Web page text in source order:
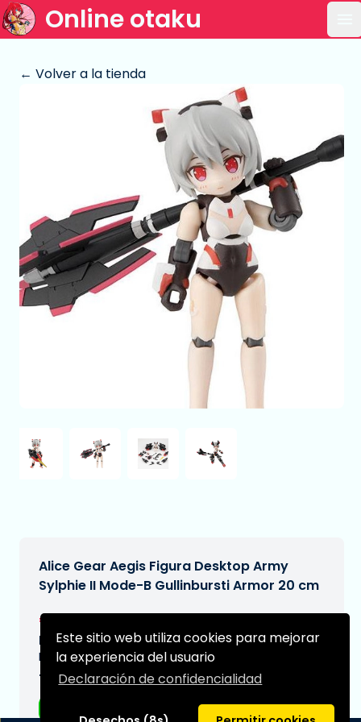
Este sitio web utiliza cookies para mejorar
la experiencia del usuario
Declaración de confidencialidad
Online otaku
← Volver a la tienda
Alice Gear Aegis Figura Desktop Army
Sylphie II Mode-B Gullinbursti Armor 20 cm
€79,95
Fecha de entrega prevista:
N/A
Tipo: